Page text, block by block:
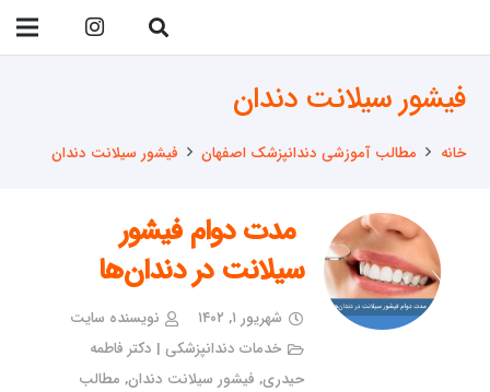
فیشور سیلانت دندان
خانه مطالب آموزشی دندانپزشک اصفهان فیشور سیلانت دندان
مدت دوام فیشور
سیلانت در دندان‌ها
شهریور ۱, ۱۴۰۲
نویسنده سایت
خدمات دندانپزشکی | دکتر فاطمه
حیدری, فیشور سیلانت دندان, مطالب